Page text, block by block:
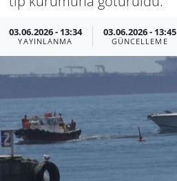
03.06.2026 - 13:34
YAYINLANMA
03.06.2026 - 13:45
GÜNCELLEME